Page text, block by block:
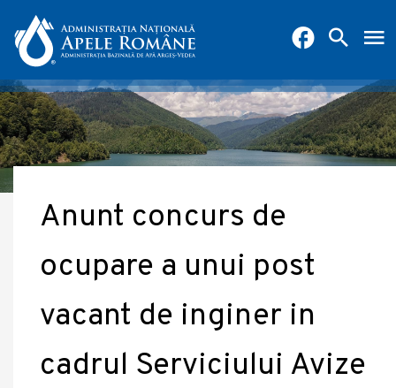
Anunt concurs de
ocupare a unui post
vacant de inginer in
cadrul Serviciului Avize